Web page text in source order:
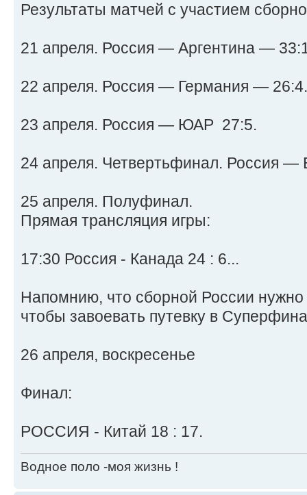
Результаты матчей с участием
21 апреля. Россия — Аргентина —
22 апреля. Россия — Германия — 26:4.
23 апреля. Россия — ЮАР 27:5.
24 апреля. Четвертьфинал. Россия —
25 апреля. Полуфинал.
Прямая трансляция игры:
17:30 Россия - Канада 24 : 6...
Напомнию, что сборной России
чтобы завоевать путевку в
26 апреля, воскресенье
Финал:
РОССИЯ - Китай 18 : 17.
Водное поло -моя жизнь !